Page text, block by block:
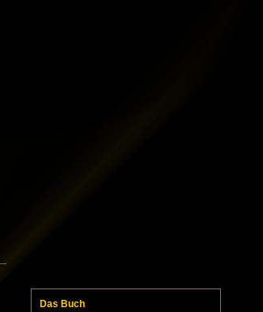
Das Buch